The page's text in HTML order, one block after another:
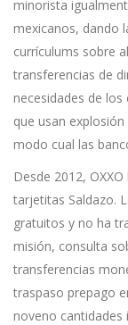
minorista
mexicanos, dando
currículums sobre
transferencias de
necesidades de
que usan
modo cual las
Desde 2012,
tarjetitas Saldazo.
gratuitos y no ha
misión, consulta
transferencias
traspaso prepago
noveno cantidades